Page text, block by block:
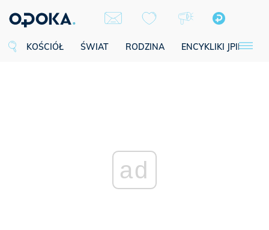
KOŚCIÓŁ ŚWIAT RODZINA ENCYKLIKI JPII
ad